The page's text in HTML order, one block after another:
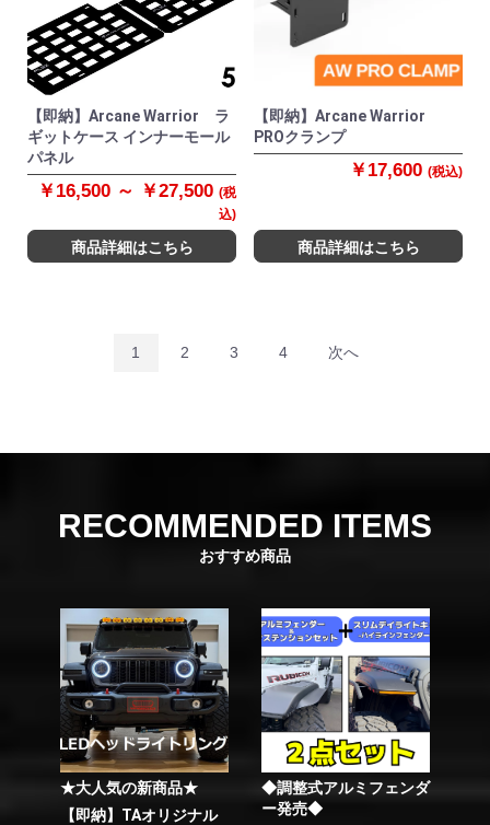
【即納】Arcane Warrior ラ
ギットケース インナーモール
パネル
￥16,500 ～ ￥27,500 (税
込)
商品詳細はこちら
【即納】Arcane Warrior
PROクランプ
￥17,600 (税込)
商品詳細はこちら
1 2 3 4 次へ
RECOMMENDED ITEMS
おすすめ商品
★大人気の新商品★
【即納】TAオリジナル
◆調整式アルミフェンダ
ー発売◆